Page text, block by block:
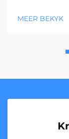
MEER BEKYK